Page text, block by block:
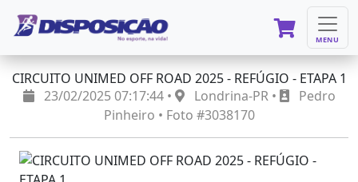
MENU
CIRCUITO UNIMED OFF ROAD 2025 - REFÚGIO - ETAPA 1
23/02/2025 07:17:44 •
Londrina-PR •
Pedro
Pinheiro • Foto #3038170